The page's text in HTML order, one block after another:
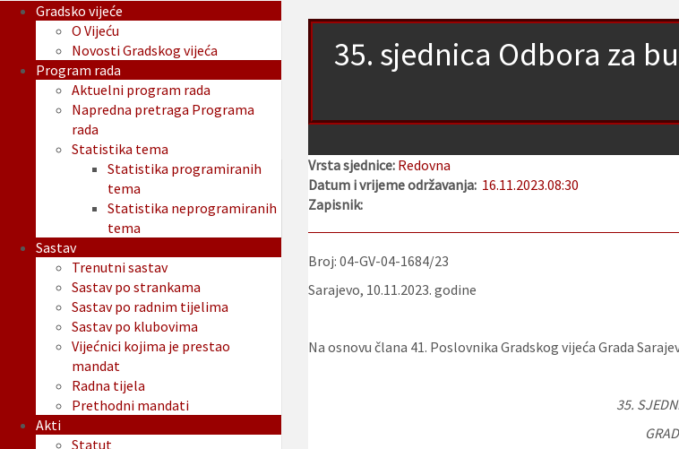
35. sjednica Odbora za
Vrsta sjednice: Redovna
Datum i vrijeme održavanja: 16.11.2023.08:30
Zapisnik:
Broj: 04-GV-04-1684/23
Sarajevo, 10.11.2023. godine
Na osnovu člana 41. Poslovnika Gradskog vijeća Grada
35.
Gradsko vijeće
O Vijeću
Novosti Gradskog vijeća
Program rada
Aktuelni program rada
Napredna pretraga Programa
rada
Statistika tema
Statistika programiranih
tema
Statistika neprogramiranih
tema
Sastav
Trenutni sastav
Sastav po strankama
Sastav po radnim tijelima
Sastav po klubovima
Vijećnici kojima je prestao
mandat
Radna tijela
Prethodni mandati
Akti
Statut